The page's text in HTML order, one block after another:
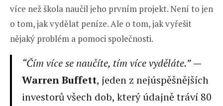
více než škola naučil jeho prvním projekt. Není to jen
o tom, jak vydělat peníze. Ale o tom, jak vyřešit
nějaký problém a pomoci společnosti.
“Čím více se naučíte, tím více vyděláte.” —
Warren Buffett, jeden z nejúspěšnějších
investorů všech dob, který údajně tráví 80